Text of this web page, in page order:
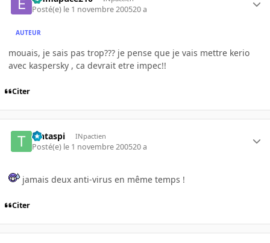
Posté(e) le 1 novembre 200520 a
AUTEUR
mouais, je sais pas trop??? je pense que je vais mettre kerio
avec kaspersky , ca devrait etre impec!!
Citer
Tintaspi INpactien
Posté(e) le 1 novembre 200520 a
jamais deux anti-virus en même temps !
Citer